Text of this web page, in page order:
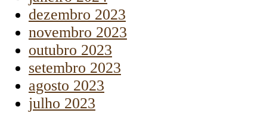
dezembro 2023
novembro 2023
outubro 2023
setembro 2023
agosto 2023
julho 2023